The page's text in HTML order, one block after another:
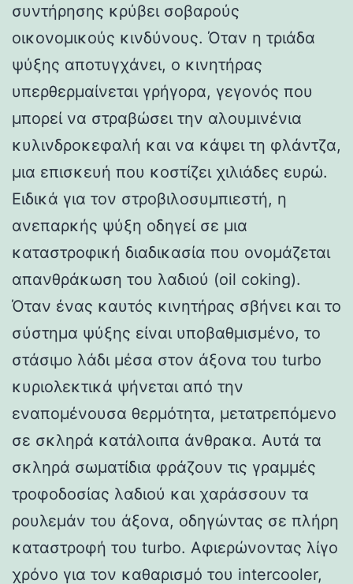
συντήρησης κρύβει σοβαρούς
οικονομικούς κινδύνους. Όταν η τριάδα
ψύξης αποτυγχάνει, ο κινητήρας
υπερθερμαίνεται γρήγορα, γεγονός που
μπορεί να στραβώσει την αλουμινένια
κυλινδροκεφαλή και να κάψει τη φλάντζα,
μια επισκευή που κοστίζει χιλιάδες ευρώ.
Ειδικά για τον στροβιλοσυμπιεστή, η
ανεπαρκής ψύξη οδηγεί σε μια
καταστροφική διαδικασία που ονομάζεται
απανθράκωση του λαδιού (oil coking).
Όταν ένας καυτός κινητήρας σβήνει και το
σύστημα ψύξης είναι υποβαθμισμένο, το
στάσιμο λάδι μέσα στον άξονα του turbo
κυριολεκτικά ψήνεται από την
εναπομένουσα θερμότητα, μετατρεπόμενο
σε σκληρά κατάλοιπα άνθρακα. Αυτά τα
σκληρά σωματίδια φράζουν τις γραμμές
τροφοδοσίας λαδιού και χαράσσουν τα
ρουλεμάν του άξονα, οδηγώντας σε πλήρη
καταστροφή του turbo. Αφιερώνοντας λίγο
χρόνο για τον καθαρισμό του intercooler,